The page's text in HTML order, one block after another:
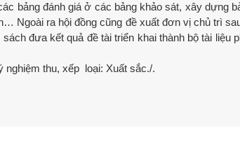
bảng đánh giá ở các bảng khảo sát, xây dựng
Ngoài ra hội đồng cũng đề xuất đơn vị chủ trì
đưa kết quả đề tài triển khai thành bộ tài liệu
nghiệm thu, xếp loại: Xuất sắc./.